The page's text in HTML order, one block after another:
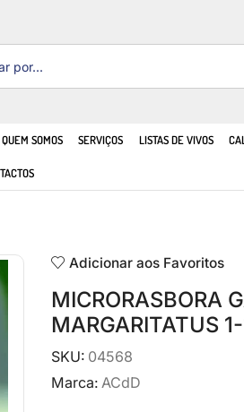
QUEM SOMOS SERVIÇOS LISTAS DE VIVOS
Adicionar aos Favoritos
MICRORASBORA
MARGARITATUS
SKU: 04568
Marca: ACdD